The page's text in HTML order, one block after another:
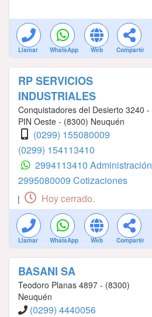
Llamar WhatsApp Web Compartir
RP SERVICIOS
INDUSTRIALES
Conquistadores del Desierto 3240 -
PIN Oeste - (8300) Neuquén
(0299) 155080009
(0299) 154113410
2994113410 Administración
2995080009 Cotizaciones
| Hoy cerrado.
Llamar WhatsApp Web Compartir
BASANI SA
Teodoro Planas 4897 - (8300)
Neuquén
(0299) 4440056